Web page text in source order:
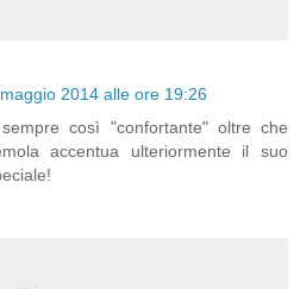
2014 alle ore 19:26
così "confortante" oltre che
accentua ulteriormente il suo